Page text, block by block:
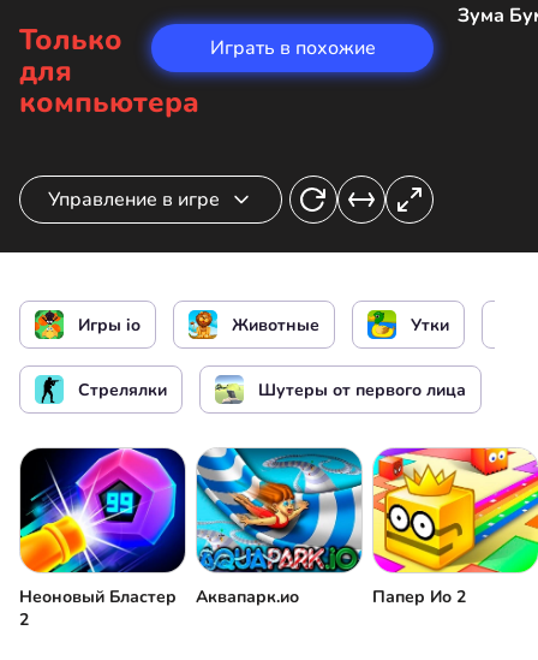
Только
для
компьютера
Играть в похожие
Зума
Управление в игре
Управление героем
Прыжок Стрелять по врагам
Игры io Животные Утки
Стрелялки Шутеры от первого лица
Неоновый Бластер
2
Аквапарк.ио Папер Ио 2